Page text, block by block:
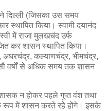
दिल्ली (जिसका उस समय
स्थापित किया। स्वामी दयानंद
में राजा मुलखचंद उर्फ
कर शासन स्थापित किया।
अधरचंद्र, कल्याणचंद्र, भीमचंद्र,
वर्षों से अधिक समय तक शासन
न होकर पहले गुप्त वंश तथा
रूप में शासन करते रहे होंगे। इसके